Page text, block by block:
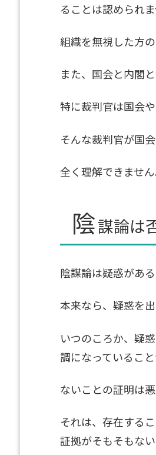
ることは認められま
組織を無視した方
また、国会と内閣
特に裁判官は国会
そんな裁判官が国
全く理解できません
陰謀論は
陰謀論は疑惑があ
本来なら、疑惑を
いつのころか、疑
調になっているこ
ないことの証明は
それは、存在する
証拠がそもそもな